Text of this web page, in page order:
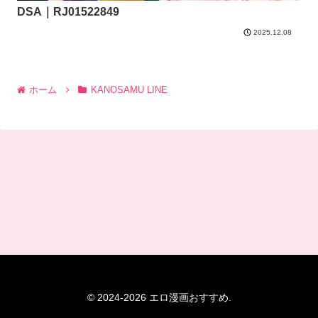
DSA｜RJ01522849
2025.12.08
ホーム KANOSAMU LINE
© 2024-2026 エロ漫画おすすめ.